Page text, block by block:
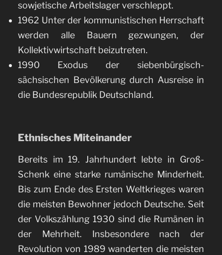
sowjetische Arbeitslager verschleppt.
1962 Unter der kommunistischen Herrschaft
werden alle Bauern gezwungen, der
Kollektivwirtschaft beizutreten.
1990 Exodus der siebenbürgisch-
sächsischen Bevölkerung durch Ausreise in
die Bundesrepublik Deutschland.
Ethnisches Miteinander
Bereits im 19. Jahrhundert lebte in Groß-
Schenk eine starke rumänische Minderheit.
Bis zum Ende des Ersten Weltkrieges waren
die meisten Bewohner jedoch Deutsche. Seit
der Volkszählung 1930 sind die Rumänen in
der Mehrheit. Insbesondere nach der
Revolution von 1989 wanderten die meisten